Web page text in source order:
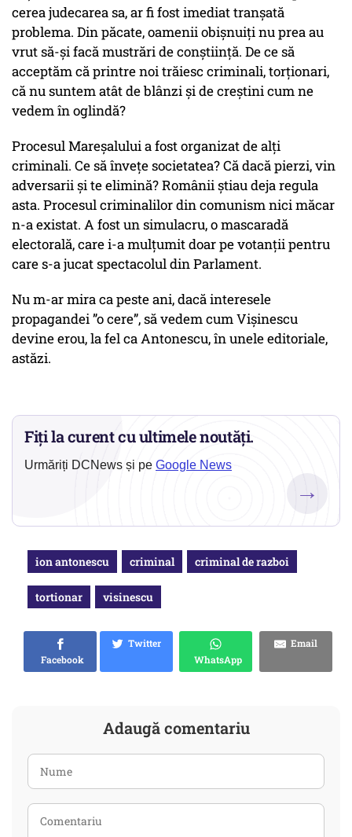
cerea judecarea sa, ar fi fost imediat tranșată
problema. Din păcate, oamenii obișnuiți nu prea au
vrut să-și facă mustrări de conștiință. De ce să
acceptăm că printre noi trăiesc criminali, torționari,
că nu suntem atât de blânzi și de creștini cum ne
vedem în oglindă?
Procesul Mareșalului a fost organizat de alți
criminali. Ce să învețe societatea? Că dacă pierzi, vin
adversarii și te elimină? Românii știau deja regula
asta. Procesul criminalilor din comunism nici măcar
n-a existat. A fost un simulacru, o mascaradă
electorală, care i-a mulțumit doar pe votanții pentru
care s-a jucat spectacolul din Parlament.
Nu m-ar mira ca peste ani, dacă interesele
propagandei ”o cere”, să vedem cum Vișinescu
devine erou, la fel ca Antonescu, în unele editoriale,
astăzi.
Fiți la curent cu ultimele noutăți.
Urmăriți DCNews și pe Google News
→
ion antonescu criminal criminal de razboi
tortionar visinescu
Facebook
Twitter
WhatsApp
Email
Adaugă comentariu